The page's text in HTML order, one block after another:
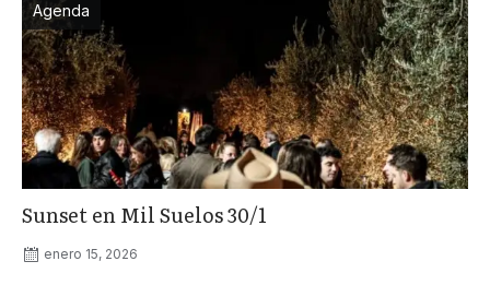
Agenda
Sunset en Mil Suelos 30/1
enero 15, 2026